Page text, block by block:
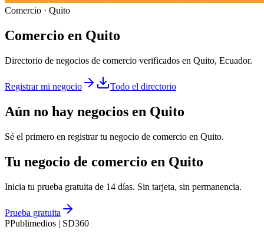
Comercio · Quito
Comercio en Quito
Directorio de negocios de comercio verificados en Quito, Ecuador.
Registrar mi negocio Todo el directorio
Aún no hay negocios en Quito
Sé el primero en registrar tu negocio de comercio en Quito.
Tu negocio de comercio en Quito
Inicia tu prueba gratuita de 14 días. Sin tarjeta, sin permanencia.
Prueba gratuita
PPublimedios | SD360